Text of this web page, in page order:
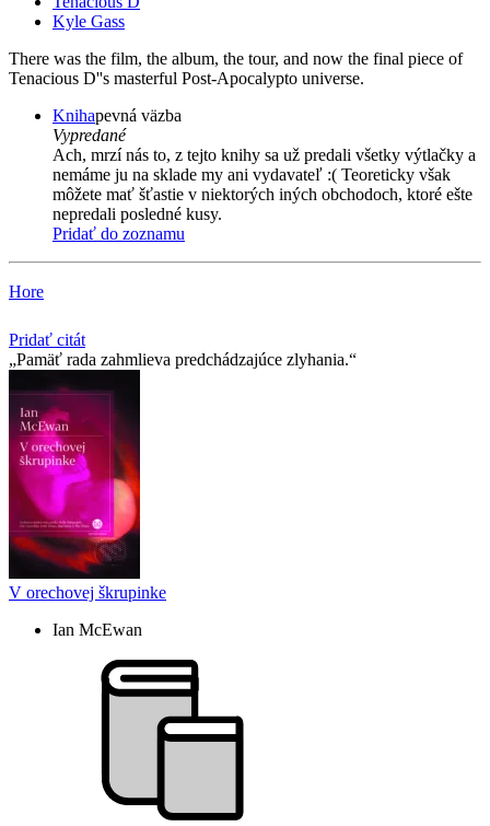
Kyle Gass
There was the film, the album, the tour, and now the final piece of
Tenacious D''s masterful Post-Apocalypto universe.
Knihapevná väzba
Vypredané
Ach, mrzí nás to, z tejto knihy sa už predali všetky výtlačky a
nemáme ju na sklade my ani vydavateľ :( Teoreticky však
môžete mať šťastie v niektorých iných obchodoch, ktoré ešte
nepredali posledné kusy.
Pridať do zoznamu
Hore
Pridať citát
Pamäť rada zahmlieva predchádzajúce zlyhania.
V orechovej škrupinke
Ian McEwan